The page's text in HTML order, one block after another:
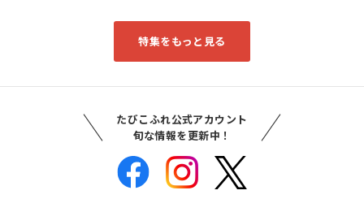
特集をもっと見る
たびこふれ公式アカウント
旬な情報を更新中！